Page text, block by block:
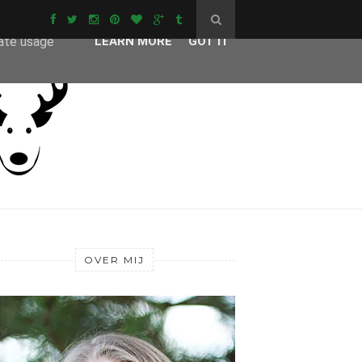
OVER MIJ
agent
usage
LEARN MORE GOT IT